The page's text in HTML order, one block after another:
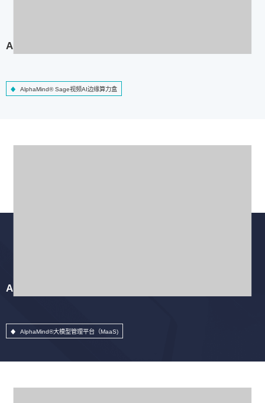
AlphaMind® Sage视频AI边缘算力盒
AlphaMind® Sage视频AI边缘算力盒
AlphaMind®大模型管理平台（MaaS)
AlphaMind®大模型管理平台（MaaS)